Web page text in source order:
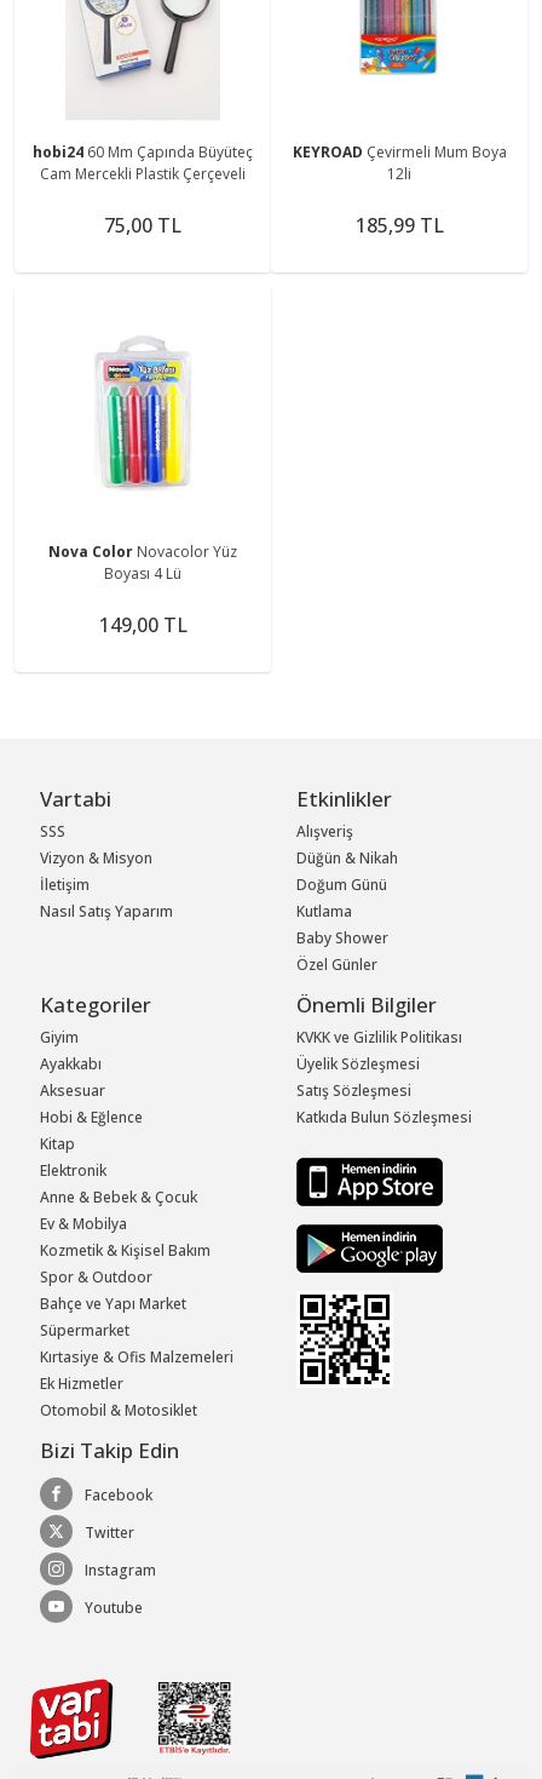
hobi24 60 Mm Çapında Büyüteç
Cam Mercekli Plastik Çerçeveli
75,00 TL
KEYROAD Çevirmeli Mum Boya
12li
185,99 TL
Nova Color Novacolor Yüz
Boyası 4 Lü
149,00 TL
Vartabi
SSS
Vizyon & Misyon
İletişim
Nasıl Satış Yaparım
Etkinlikler
Alışveriş
Düğün & Nikah
Doğum Günü
Kutlama
Baby Shower
Özel Günler
Kategoriler
Giyim
Ayakkabı
Aksesuar
Hobi & Eğlence
Kitap
Elektronik
Anne & Bebek & Çocuk
Ev & Mobilya
Kozmetik & Kişisel Bakım
Spor & Outdoor
Bahçe ve Yapı Market
Süpermarket
Kırtasiye & Ofis Malzemeleri
Ek Hizmetler
Otomobil & Motosiklet
Önemli Bilgiler
KVKK ve Gizlilik Politikası
Üyelik Sözleşmesi
Satış Sözleşmesi
Katkıda Bulun Sözleşmesi
Bizi Takip Edin
Facebook
Twitter
Instagram
Youtube